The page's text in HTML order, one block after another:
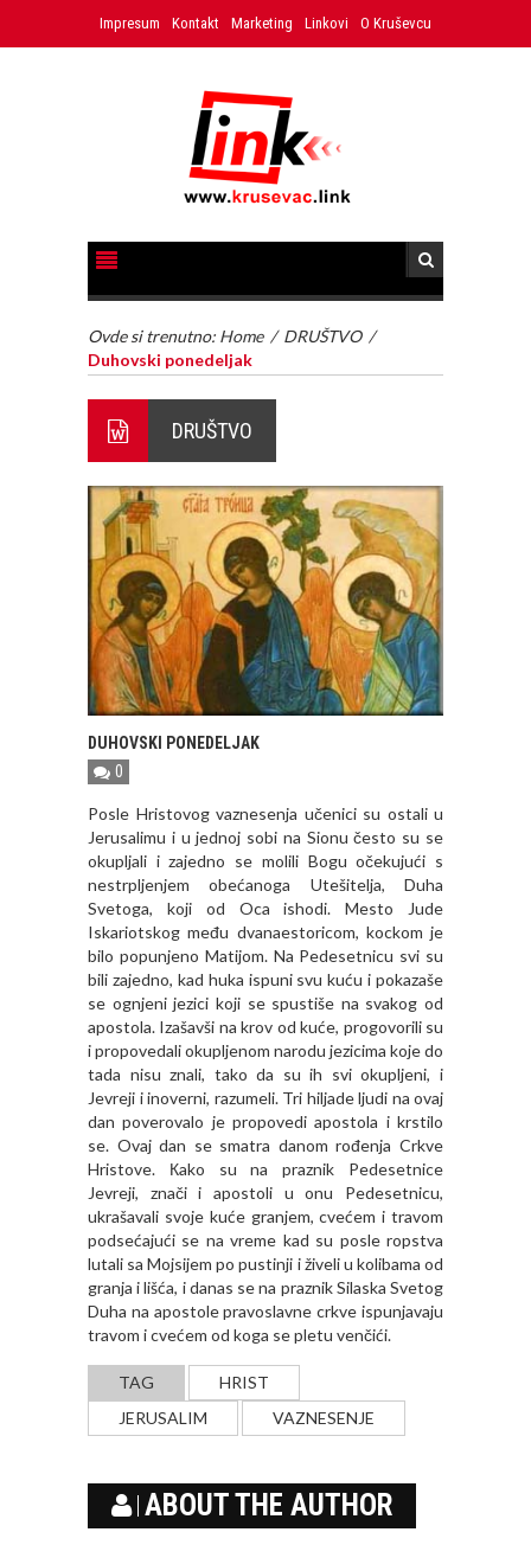
Impresum Kontakt Marketing Linkovi O Kruševcu
Ovde si trenutno: Home / DRUŠTVO /
Duhovski ponedeljak
DRUŠTVO
DUHOVSKI PONEDELJAK
0
Posle Hristovog vaznesenja učenici su ostali u
Jerusalimu i u jednoj sobi na Sionu često su se
okupljali i zajedno se molili Bogu očekujući s
nestrpljenjem obećanoga Utešitelja, Duha
Svetoga, koji od Oca ishodi. Mesto Jude
Iskariotskog među dvanaestoricom, kockom je
bilo popunjeno Matijom. Na Pedesetnicu svi su
bili zajedno, kad huka ispuni svu kuću i pokazaše
se ognjeni jezici koji se spustiše na svakog od
apostola. Izašavši na krov od kuće, progovorili su
i propovedali okupljenom narodu jezicima koje do
tada nisu znali, tako da su ih svi okupljeni, i
Jevreji i inoverni, razumeli. Tri hiljade ljudi na ovaj
dan poverovalo je propovedi apostola i krstilo
se. Ovaj dan se smatra danom rođenja Crkve
Hristove. Кako su na praznik Pedesetnice
Jevreji, znači i apostoli u onu Pedesetnicu,
ukrašavali svoje kuće granjem, cvećem i travom
podsećajući se na vreme kad su posle ropstva
lutali sa Mojsijem po pustinji i živeli u kolibama od
granja i lišća, i danas se na praznik Silaska Svetog
Duha na apostole pravoslavne crkve ispunjavaju
travom i cvećem od koga se pletu venčići.
TAG
HRIST
JERUSALIM
VAZNESENJE
ABOUT THE AUTHOR